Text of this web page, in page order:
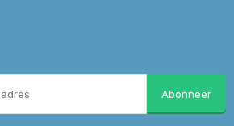
Abonneer